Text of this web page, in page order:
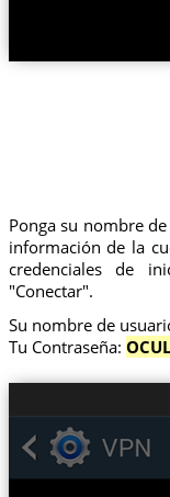
Ponga su nombre
información de la
credenciales de
"Conectar".
Su nombre de
Tu Contraseña: